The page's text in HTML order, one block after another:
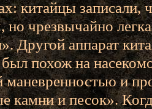
китайцы записали,
но чрезвычайно
Другой аппарат
был похож на
маневренностью и
камни и песок».